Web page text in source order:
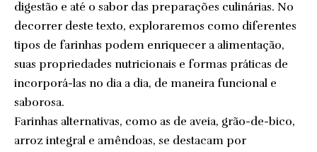
digestão e até o sabor das preparações culinárias. No
decorrer deste texto, exploraremos como diferentes
tipos de farinhas podem enriquecer a alimentação,
suas propriedades nutricionais e formas práticas de
incorporá-las no dia a dia, de maneira funcional e
saborosa.
Farinhas alternativas, como as de aveia, grão-de-bico,
arroz integral e amêndoas, se destacam por